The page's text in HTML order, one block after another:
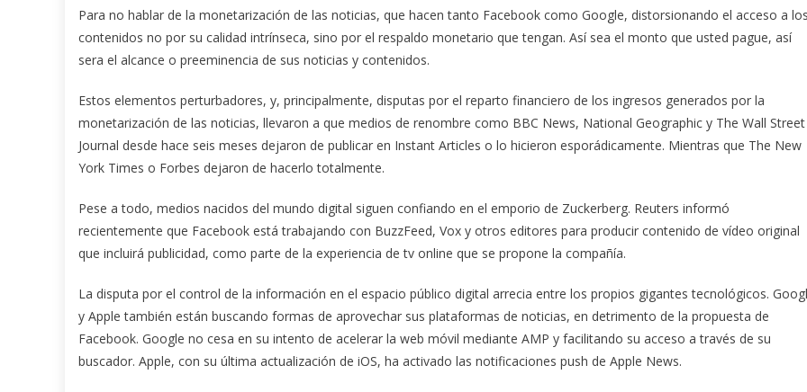
Para no hablar de la monetarización de las noticias, que hacen tanto Facebook como Google, distorsionando el acceso a
contenidos no por su calidad intrínseca, sino por el respaldo monetario que tengan. Así sea el monto que usted pague, así
sera el alcance o preeminencia de sus noticias y contenidos.
Estos elementos perturbadores, y, principalmente, disputas por el reparto financiero de los ingresos generados por la
monetarización de las noticias, llevaron a que medios de renombre como BBC News, National Geographic y The Wall Street
Journal desde hace seis meses dejaron de publicar en Instant Articles o lo hicieron esporádicamente. Mientras que The New
York Times o Forbes dejaron de hacerlo totalmente.
Pese a todo, medios nacidos del mundo digital siguen confiando en el emporio de Zuckerberg. Reuters informó
recientemente que Facebook está trabajando con BuzzFeed, Vox y otros editores para producir contenido de vídeo original
que incluirá publicidad, como parte de la experiencia de tv online que se propone la compañía.
La disputa por el control de la información en el espacio público digital arrecia entre los propios gigantes tecnológicos.
y Apple también están buscando formas de aprovechar sus plataformas de noticias, en detrimento de la propuesta de
Facebook. Google no cesa en su intento de acelerar la web móvil mediante AMP y facilitando su acceso a través de su
buscador. Apple, con su última actualización de iOS, ha activado las notificaciones push de Apple News.